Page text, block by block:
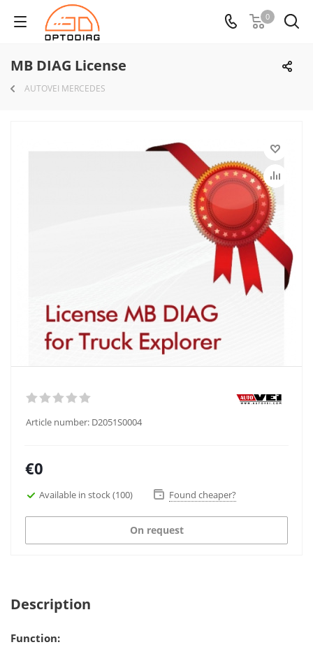
0
MB DIAG License
AUTOVEI MERCEDES
Article number: D2051S0004
€0
Available in stock (100) Found cheaper?
On request
Description
Function: